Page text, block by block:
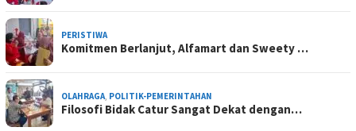
PERISTIWA
Komitmen Berlanjut, Alfamart dan Sweety …
OLAHRAGA, POLITIK-PEMERINTAHAN
Filosofi Bidak Catur Sangat Dekat dengan…